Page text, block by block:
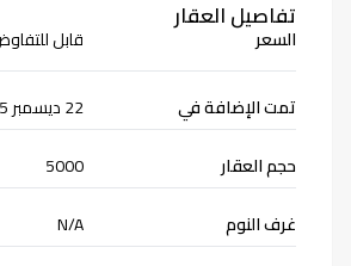
: 1000 m2 -- administration : disponible --
Pour toute information contactez nos 2
DARCOM : --- bureau 01 belgaid Service
تفاصيل العقار
السعر قابل
تمت الإضافة في
22 ديسمبر 2025
حجم العقار
5000
غرف النوم N/A